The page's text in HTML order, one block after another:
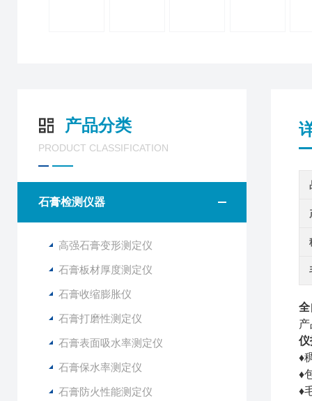
产品分类
PRODUCT CLASSIFICATION
石膏检测仪器
高强石膏变形测定仪
石膏板材厚度测定仪
石膏收缩膨胀仪
石膏打磨性测定仪
石膏表面吸水率测定仪
石膏保水率测定仪
石膏防火性能测定仪
全
仪
♦
♦
♦